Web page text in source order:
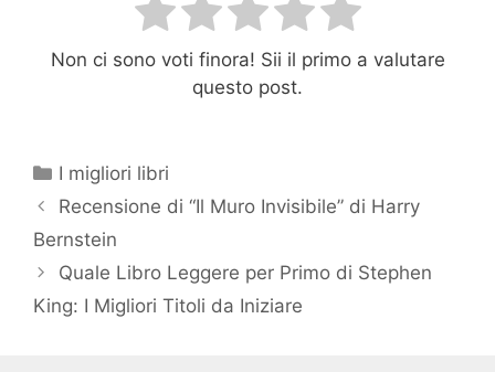
Non ci sono voti finora! Sii il primo a valutare
questo post.
Categorie
I migliori libri
Recensione di “Il Muro Invisibile” di Harry
Bernstein
Quale Libro Leggere per Primo di Stephen
King: I Migliori Titoli da Iniziare